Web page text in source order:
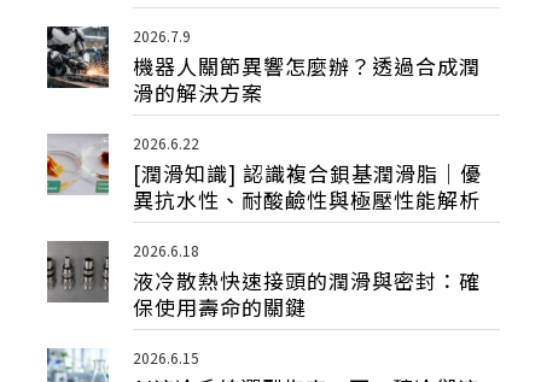
2026.7.9
機器人關節異響怎麼辦？透過合成潤
滑的解決方案
2026.6.22
[潤滑知識] 認識複合鋇基潤滑脂｜優
異抗水性、耐酸鹼性與極壓性能解析
2026.6.18
液冷散熱快速接頭的潤滑與密封：確
保使用壽命的關鍵
2026.6.15